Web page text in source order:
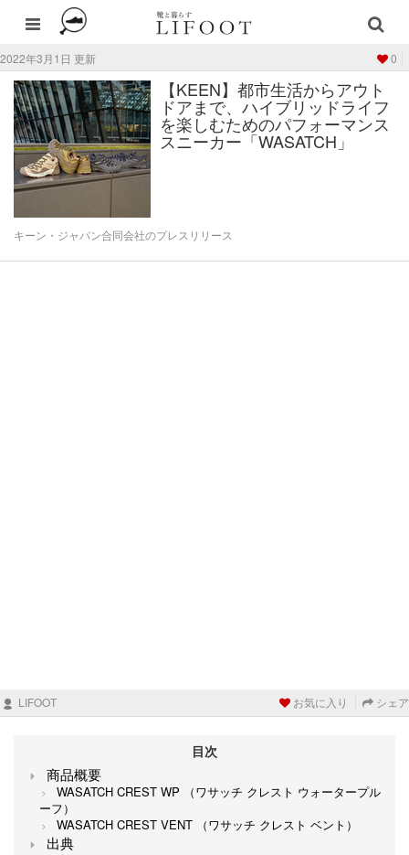
2022年3月1日 更新 0
【KEEN】都市生活からアウト
ドアまで、ハイブリッドライフ
を楽しむためのパフォーマンス
スニーカー「WASATCH」
キーン・ジャパン合同会社のプレスリリース
LIFOOT お気に入り シェア
目次
商品概要
WASATCH CREST WP （ワサッチ クレスト ウォータープル
ーフ）
WASATCH CREST VENT （ワサッチ クレスト ベント）
出典